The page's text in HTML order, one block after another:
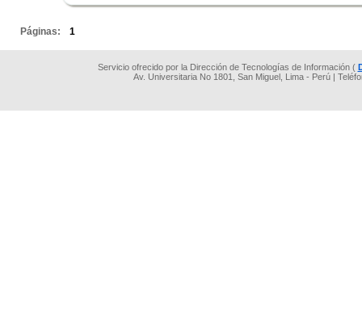
Páginas: 1
Servicio ofrecido por la Dirección de Tecnologías de Información (
Av. Universitaria No 1801, San Miguel, Lima - Perú |